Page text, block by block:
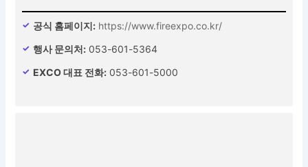
공식 홈페이지: https://www.fireexpo.co.kr/
행사 문의처: 053-601-5364
EXCO 대표 전화: 053-601-5000